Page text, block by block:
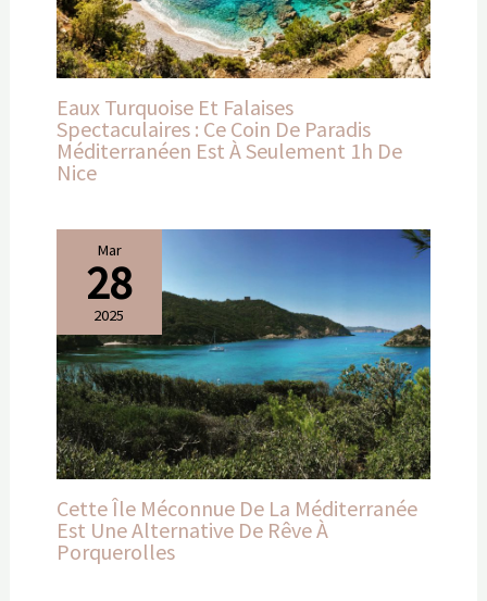
Eaux Turquoise Et Falaises
Spectaculaires : Ce Coin De Paradis
Méditerranéen Est À Seulement 1h De
Nice
Mar
28
2025
Cette Île Méconnue De La Méditerranée
Est Une Alternative De Rêve À
Porquerolles